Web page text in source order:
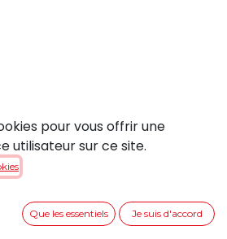
pour vous offrir une
utilisateur sur ce site.
Que les essentiels Je suis d'accord